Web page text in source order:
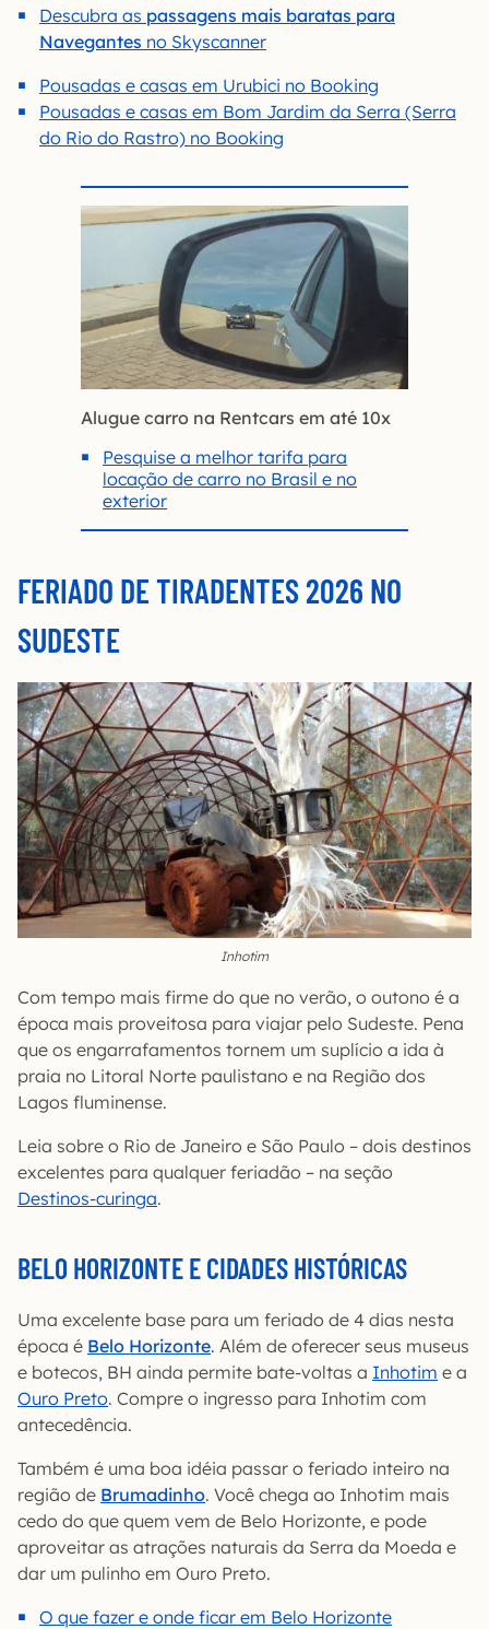
Descubra as passagens mais baratas para
Navegantes no Skyscanner
Pousadas e casas em Urubici no Booking
Pousadas e casas em Bom Jardim da Serra (Serra
do Rio do Rastro) no Booking
Alugue carro na Rentcars em até 10x
Pesquise a melhor tarifa para
locação de carro no Brasil e no
exterior
FERIADO DE TIRADENTES 2026 NO
SUDESTE
Inhotim
Com tempo mais firme do que no verão, o outono é a
época mais proveitosa para viajar pelo Sudeste. Pena
que os engarrafamentos tornem um suplício a ida à
praia no Litoral Norte paulistano e na Região dos
Lagos fluminense.
Leia sobre o Rio de Janeiro e São Paulo – dois destinos
excelentes para qualquer feriadão – na seção
Destinos-curinga.
BELO HORIZONTE E CIDADES HISTÓRICAS
Uma excelente base para um feriado de 4 dias nesta
época é Belo Horizonte. Além de oferecer seus museus
e botecos, BH ainda permite bate-voltas a Inhotim e a
Ouro Preto. Compre o ingresso para Inhotim com
antecedência.
Também é uma boa idéia passar o feriado inteiro na
região de Brumadinho. Você chega ao Inhotim mais
cedo do que quem vem de Belo Horizonte, e pode
aproveitar as atrações naturais da Serra da Moeda e
dar um pulinho em Ouro Preto.
O que fazer e onde ficar em Belo Horizonte